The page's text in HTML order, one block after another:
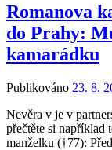
Romanova
do Prahy:
kamarádku
Publikováno 23. 8.
Nevěra v je v
přečtěte si například
manželku (†77):